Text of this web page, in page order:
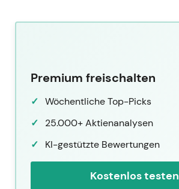
Premium freischalten
Wöchentliche Top-Picks
25.000+ Aktienanalysen
KI-gestützte Bewertungen
Kostenlos testen